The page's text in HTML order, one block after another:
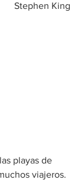
Stephen King
playas de
viajeros.